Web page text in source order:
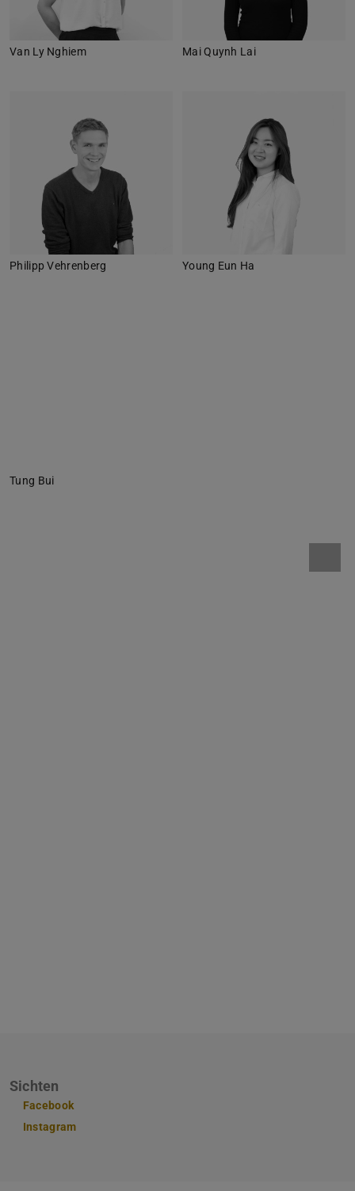
Van Ly Nghiem Mai Quynh Lai
Philipp Vehrenberg Young Eun Ha
Tung Bui
Sichten
Facebook
Instagram